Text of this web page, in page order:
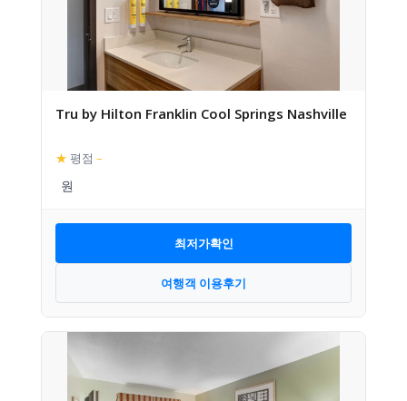
Tru by Hilton Franklin Cool Springs Nashville
★ 평점 –
최저가확인
여행객 이용후기